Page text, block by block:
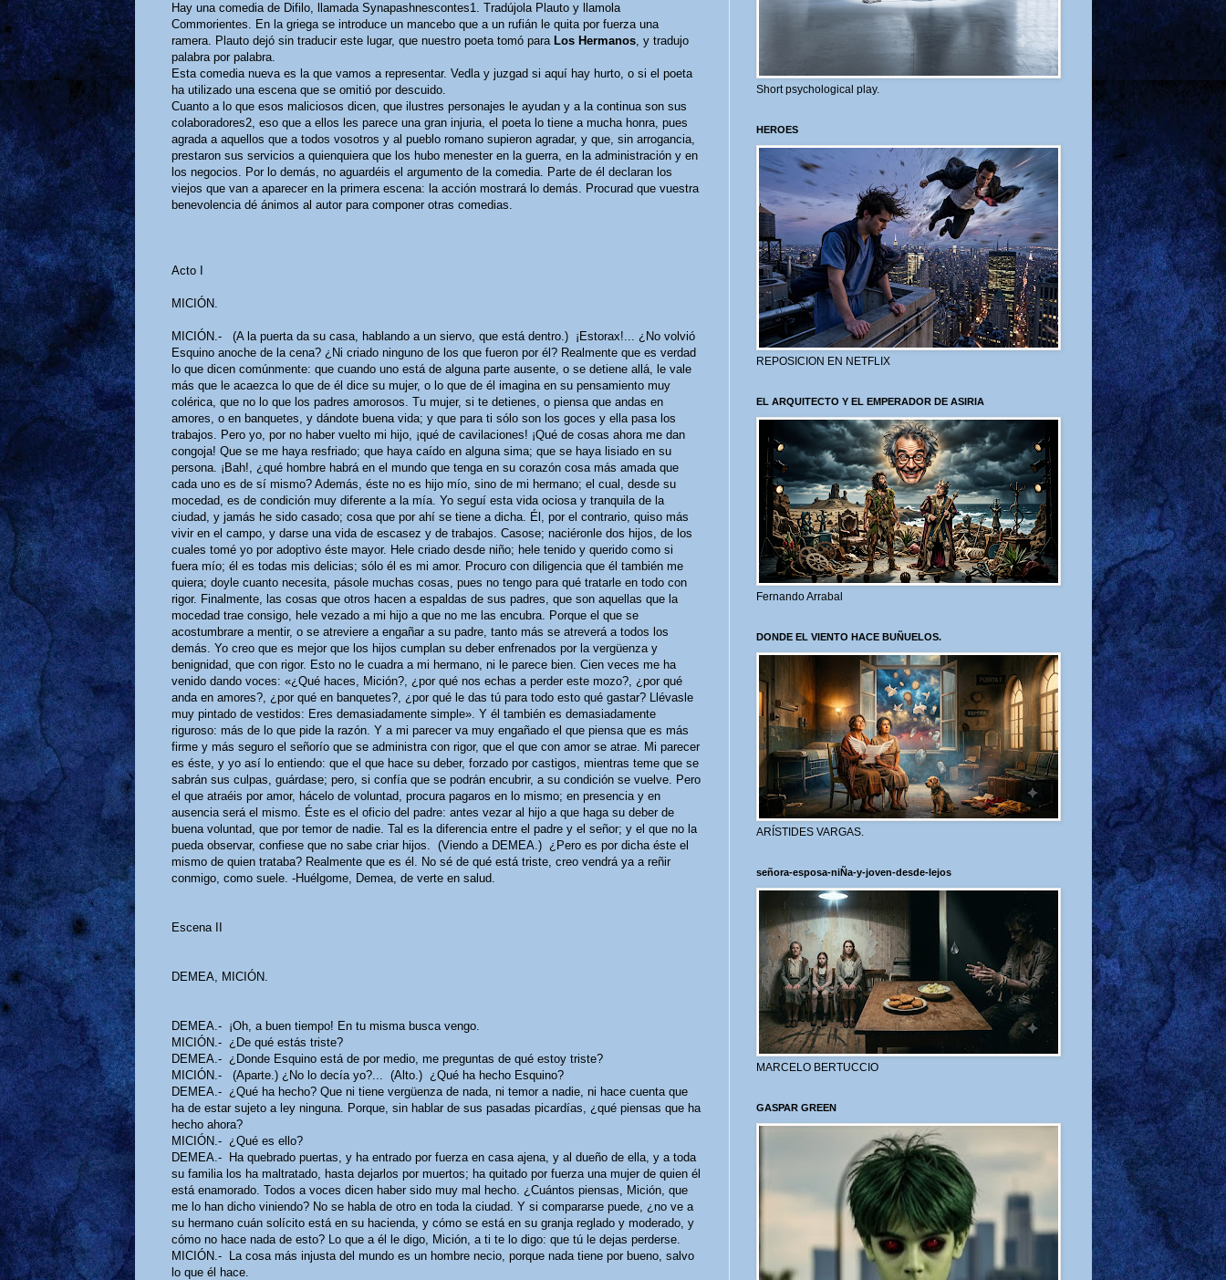
Hay una comedia de Difilo, llamada Synapashnescontes1. Tradújola Plauto y llamola
Commorientes. En la griega se introduce un mancebo que a un rufián le quita por fuerza una
ramera. Plauto dejó sin traducir este lugar, que nuestro poeta tomó para Los Hermanos, y tradujo
palabra por palabra.
Esta comedia nueva es la que vamos a representar. Vedla y juzgad si aquí hay hurto, o si el poeta
ha utilizado una escena que se omitió por descuido.
Cuanto a lo que esos maliciosos dicen, que ilustres personajes le ayudan y a la continua son sus
colaboradores2, eso que a ellos les parece una gran injuria, el poeta lo tiene a mucha honra, pues
agrada a aquellos que a todos vosotros y al pueblo romano supieron agradar, y que, sin arrogancia,
prestaron sus servicios a quienquiera que los hubo menester en la guerra, en la administración y en
los negocios. Por lo demás, no aguardéis el argumento de la comedia. Parte de él declaran los
viejos que van a aparecer en la primera escena: la acción mostrará lo demás. Procurad que vuestra
benevolencia dé ánimos al autor para componer otras comedias.
Acto I
MICIÓN.
MICIÓN.- (A la puerta da su casa, hablando a un siervo, que está dentro.) ¡Estorax!... ¿No volvió
Esquino anoche de la cena? ¿Ni criado ninguno de los que fueron por él? Realmente que es verdad
lo que dicen comúnmente: que cuando uno está de alguna parte ausente, o se detiene allá, le vale
más que le acaezca lo que de él dice su mujer, o lo que de él imagina en su pensamiento muy
colérica, que no lo que los padres amorosos. Tu mujer, si te detienes, o piensa que andas en
amores, o en banquetes, y dándote buena vida; y que para ti sólo son los goces y ella pasa los
trabajos. Pero yo, por no haber vuelto mi hijo, ¡qué de cavilaciones! ¡Qué de cosas ahora me dan
congoja! Que se me haya resfriado; que haya caído en alguna sima; que se haya lisiado en su
persona. ¡Bah!, ¿qué hombre habrá en el mundo que tenga en su corazón cosa más amada que
cada uno es de sí mismo? Además, éste no es hijo mío, sino de mi hermano; el cual, desde su
mocedad, es de condición muy diferente a la mía. Yo seguí esta vida ociosa y tranquila de la
ciudad, y jamás he sido casado; cosa que por ahí se tiene a dicha. Él, por el contrario, quiso más
vivir en el campo, y darse una vida de escasez y de trabajos. Casose; naciéronle dos hijos, de los
cuales tomé yo por adoptivo éste mayor. Hele criado desde niño; hele tenido y querido como si
fuera mío; él es todas mis delicias; sólo él es mi amor. Procuro con diligencia que él también me
quiera; doyle cuanto necesita, pásole muchas cosas, pues no tengo para qué tratarle en todo con
rigor. Finalmente, las cosas que otros hacen a espaldas de sus padres, que son aquellas que la
mocedad trae consigo, hele vezado a mi hijo a que no me las encubra. Porque el que se
acostumbrare a mentir, o se atreviere a engañar a su padre, tanto más se atreverá a todos los
demás. Yo creo que es mejor que los hijos cumplan su deber enfrenados por la vergüenza y
benignidad, que con rigor. Esto no le cuadra a mi hermano, ni le parece bien. Cien veces me ha
venido dando voces: «¿Qué haces, Mición?, ¿por qué nos echas a perder este mozo?, ¿por qué
anda en amores?, ¿por qué en banquetes?, ¿por qué le das tú para todo esto qué gastar? Llévasle
muy pintado de vestidos: Eres demasiadamente simple». Y él también es demasiadamente
riguroso: más de lo que pide la razón. Y a mi parecer va muy engañado el que piensa que es más
firme y más seguro el señorío que se administra con rigor, que el que con amor se atrae. Mi parecer
es éste, y yo así lo entiendo: que el que hace su deber, forzado por castigos, mientras teme que se
sabrán sus culpas, guárdase; pero, si confía que se podrán encubrir, a su condición se vuelve. Pero
el que atraéis por amor, hácelo de voluntad, procura pagaros en lo mismo; en presencia y en
ausencia será el mismo. Éste es el oficio del padre: antes vezar al hijo a que haga su deber de
buena voluntad, que por temor de nadie. Tal es la diferencia entre el padre y el señor; y el que no la
pueda observar, confiese que no sabe criar hijos. (Viendo a DEMEA.) ¿Pero es por dicha éste el
mismo de quien trataba? Realmente que es él. No sé de qué está triste, creo vendrá ya a reñir
conmigo, como suele. -Huélgome, Demea, de verte en salud.
Escena II
DEMEA, MICIÓN.
DEMEA.- ¡Oh, a buen tiempo! En tu misma busca vengo.
MICIÓN.- ¿De qué estás triste?
DEMEA.- ¿Donde Esquino está de por medio, me preguntas de qué estoy triste?
MICIÓN.- (Aparte.) ¿No lo decía yo?... (Alto.) ¿Qué ha hecho Esquino?
DEMEA.- ¿Qué ha hecho? Que ni tiene vergüenza de nada, ni temor a nadie, ni hace cuenta que
ha de estar sujeto a ley ninguna. Porque, sin hablar de sus pasadas picardías, ¿qué piensas que ha
hecho ahora?
MICIÓN.- ¿Qué es ello?
DEMEA.- Ha quebrado puertas, y ha entrado por fuerza en casa ajena, y al dueño de ella, y a toda
su familia los ha maltratado, hasta dejarlos por muertos; ha quitado por fuerza una mujer de quien él
está enamorado. Todos a voces dicen haber sido muy mal hecho. ¿Cuántos piensas, Mición, que
me lo han dicho viniendo? No se habla de otro en toda la ciudad. Y si compararse puede, ¿no ve a
su hermano cuán solícito está en su hacienda, y cómo se está en su granja reglado y moderado, y
cómo no hace nada de esto? Lo que a él le digo, Mición, a ti te lo digo: que tú le dejas perderse.
MICIÓN.- La cosa más injusta del mundo es un hombre necio, porque nada tiene por bueno, salvo
lo que él hace.
Short psychological play.
HEROES
REPOSICION EN NETFLIX
EL ARQUITECTO Y EL EMPERADOR DE ASIRIA
Fernando Arrabal
DONDE EL VIENTO HACE BUÑUELOS.
ARÍSTIDES VARGAS.
señora-esposa-niÑa-y-joven-desde-lejos
MARCELO BERTUCCIO
GASPAR GREEN